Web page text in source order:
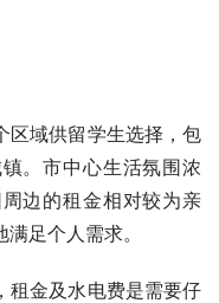
区域供留学生选择，包
。市中心生活氛围浓
边的租金相对较为亲
足个人需求。
租金及水电费是需要仔